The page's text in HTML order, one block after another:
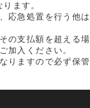
ます。
急処置を行う他
支払額を超える
加入ください。
ますので必ず保管